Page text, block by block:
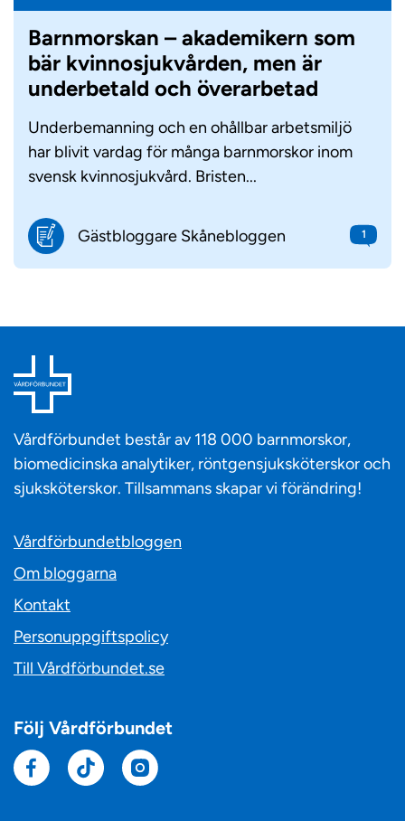
Barnmorskan – akademikern som
bär kvinnosjukvården, men är
underbetald och överarbetad
Underbemanning och en ohållbar arbetsmiljö
har blivit vardag för många barnmorskor inom
svensk kvinnosjukvård. Bristen...
Gästbloggare Skånebloggen 1
Vårdförbundet består av 118 000 barnmorskor,
biomedicinska analytiker, röntgensjuksköterskor och
sjuksköterskor. Tillsammans skapar vi förändring!
Vårdförbundetbloggen
Om bloggarna
Kontakt
Personuppgiftspolicy
Till Vårdförbundet.se
Följ Vårdförbundet